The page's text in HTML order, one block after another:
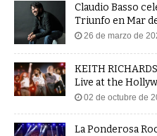
Claudio Basso
Triunfo en Mar
26 de marzo de
KEITH
Live at the
02 de octubre de
La Ponderosa